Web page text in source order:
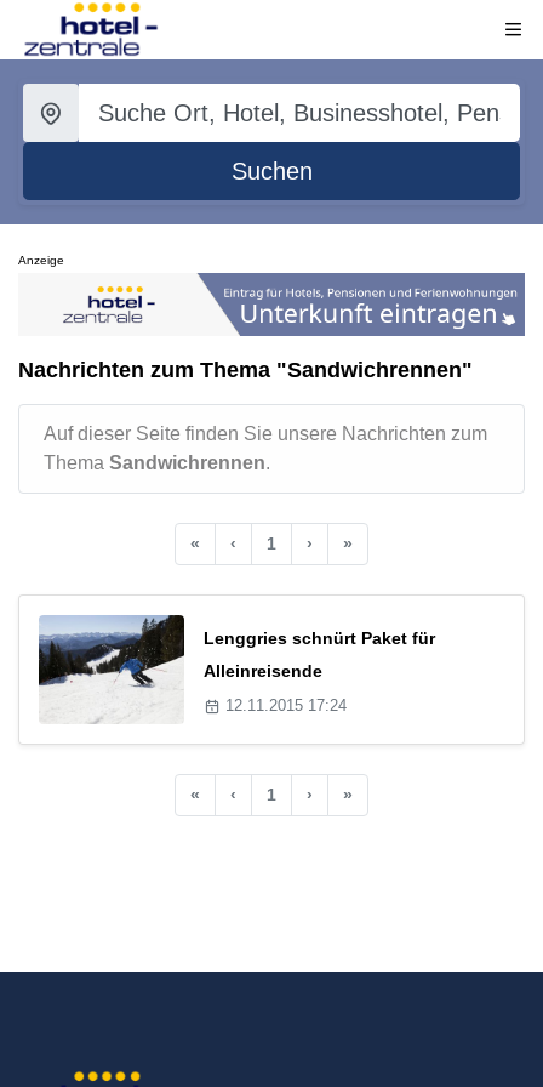
Suchen
Anzeige
Nachrichten zum Thema "Sandwichrennen"
Auf dieser Seite finden Sie unsere Nachrichten zum
Thema Sandwichrennen.
« ‹ 1 › »
Lenggries schnürt Paket für
Alleinreisende
12.11.2015 17:24
« ‹ 1 › »